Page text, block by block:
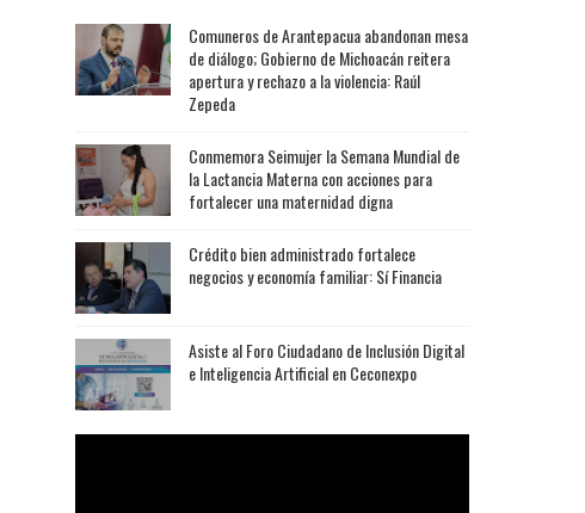
Comuneros de Arantepacua abandonan mesa
de diálogo; Gobierno de Michoacán reitera
apertura y rechazo a la violencia: Raúl
Zepeda
Conmemora Seimujer la Semana Mundial de
la Lactancia Materna con acciones para
fortalecer una maternidad digna
Crédito bien administrado fortalece
negocios y economía familiar: Sí Financia
Asiste al Foro Ciudadano de Inclusión Digital
e Inteligencia Artificial en Ceconexpo